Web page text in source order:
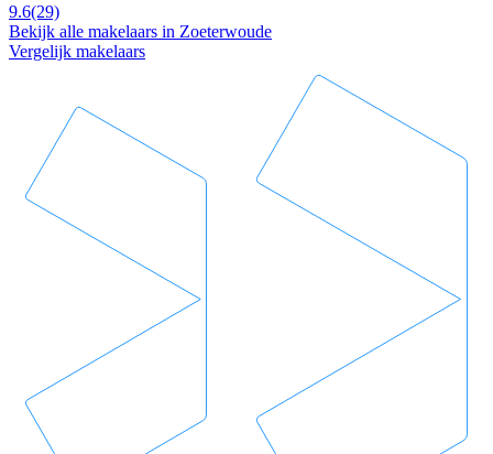
9.6(29)
Bekijk alle makelaars in Zoeterwoude
Vergelijk makelaars